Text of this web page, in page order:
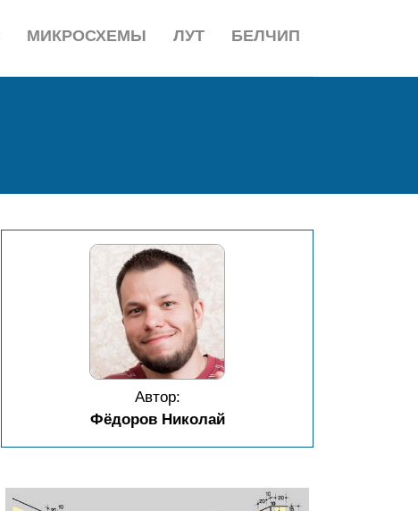
БЕЛЧИП
ЛУТ
МИКРОСХЕМЫ
Автор:
Фёдоров Николай